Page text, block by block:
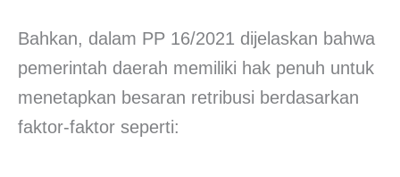
Bahkan, dalam PP 16/2021 dijelaskan bahwa
pemerintah daerah memiliki hak penuh untuk
menetapkan besaran retribusi berdasarkan
faktor-faktor seperti: